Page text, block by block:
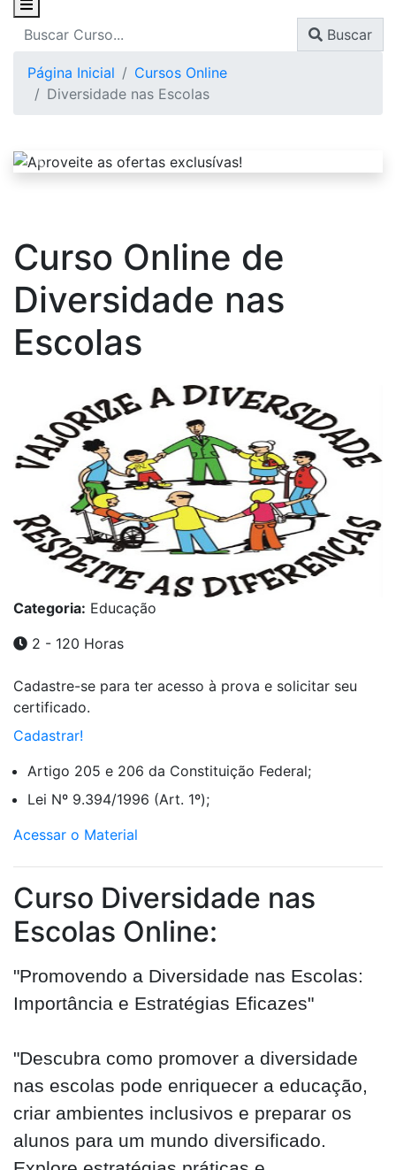
Buscar
Página Inicial
Cursos Online
Diversidade nas Escolas
Curso Online de
Diversidade nas
Escolas
Categoria: Educação
2 - 120 Horas
Cadastre-se para ter acesso à prova e solicitar seu
certificado.
Cadastrar!
Artigo 205 e 206 da Constituição Federal;
Lei Nº 9.394/1996 (Art. 1º);
Acessar o Material
Curso Diversidade nas
Escolas Online:
"Promovendo a Diversidade nas Escolas:
Importância e Estratégias Eficazes"
"Descubra como promover a diversidade
nas escolas pode enriquecer a educação,
criar ambientes inclusivos e preparar os
alunos para um mundo diversificado.